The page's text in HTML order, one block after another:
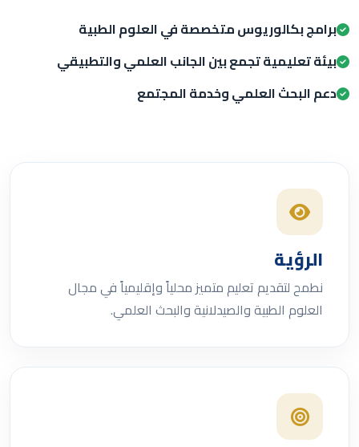
برامج بكالوريوس متخصصة في العلوم الطبية
بيئة تعليمية تجمع بين الجانب العلمي والتطبيقي
دعم البحث العلمي وخدمة المجتمع
الرؤية
نطمح لتقديم تعليم متميز محلياً وإقليمياً في مجال
العلوم الطبية والصيدلانية والبحث العلمي.